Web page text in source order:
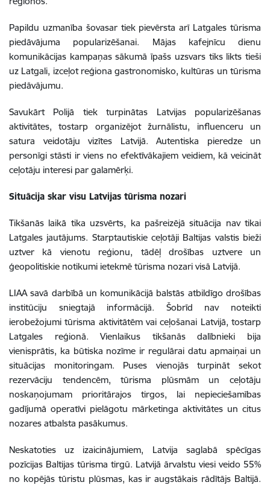
Papildu uzmanība šovasar tiek pievērsta arī Latgales tūrisma
piedāvājuma popularizēšanai. Mājas kafejnīcu dienu
komunikācijas kampaņas sākumā īpašs uzsvars tiks likts tieši
uz Latgali, izceļot reģiona gastronomisko, kultūras un tūrisma
piedāvājumu.
Savukārt Polijā tiek turpinātas Latvijas popularizēšanas
aktivitātes, tostarp organizējot žurnālistu, influenceru un
satura veidotāju vizītes Latvijā. Autentiska pieredze un
personīgi stāsti ir viens no efektīvākajiem veidiem, kā veicināt
ceļotāju interesi par galamērķi.
Situācija skar visu Latvijas tūrisma nozari
Tikšanās laikā tika uzsvērts, ka pašreizējā situācija nav tikai
Latgales jautājums. Starptautiskie ceļotāji Baltijas valstis bieži
uztver kā vienotu reģionu, tādēļ drošības uztvere un
ģeopolitiskie notikumi ietekmē tūrisma nozari visā Latvijā.
LIAA savā darbībā un komunikācijā balstās atbildīgo drošības
institūciju sniegtajā informācijā. Šobrīd nav noteikti
ierobežojumi tūrisma aktivitātēm vai ceļošanai Latvijā, tostarp
Latgales reģionā. Vienlaikus tikšanās dalībnieki bija
vienisprātis, ka būtiska nozīme ir regulārai datu apmaiņai un
situācijas monitoringam. Puses vienojās turpināt sekot
rezervāciju tendencēm, tūrisma plūsmām un ceļotāju
noskaņojumam prioritārajos tirgos, lai nepieciešamības
gadījumā operatīvi pielāgotu mārketinga aktivitātes un citus
nozares atbalsta pasākumus.
Neskatoties uz izaicinājumiem, Latvija saglabā spēcīgas
pozīcijas Baltijas tūrisma tirgū. Latvijā ārvalstu viesi veido 55%
no kopējās tūristu plūsmas, kas ir augstākais rādītājs Baltijā.